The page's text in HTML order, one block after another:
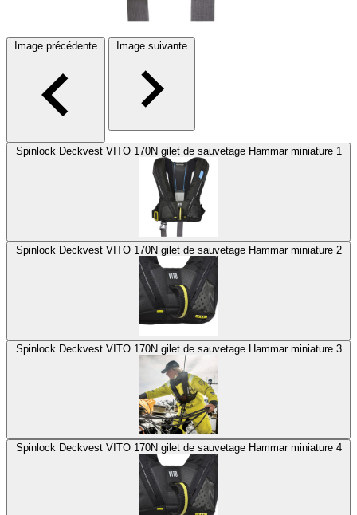
Image précédente Image suivante
Spinlock Deckvest VITO 170N gilet de sauvetage Hammar miniature 1
Spinlock Deckvest VITO 170N gilet de sauvetage Hammar miniature 2
Spinlock Deckvest VITO 170N gilet de sauvetage Hammar miniature 3
Spinlock Deckvest VITO 170N gilet de sauvetage Hammar miniature 4